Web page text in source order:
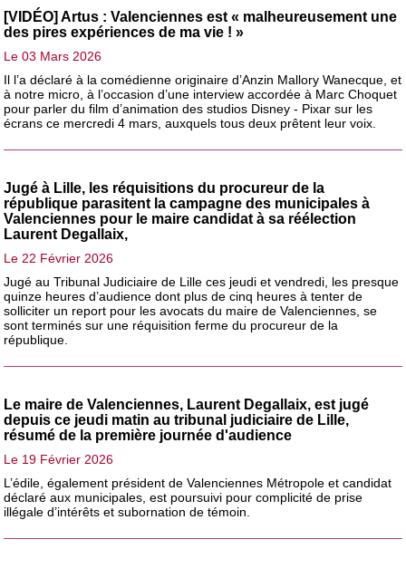
[VIDÉO] Artus : Valenciennes est « malheureusement une
des pires expériences de ma vie ! »
Le 03 Mars 2026
Il l’a déclaré à la comédienne originaire d’Anzin Mallory Wanecque, et
à notre micro, à l’occasion d’une interview accordée à Marc Choquet
pour parler du film d’animation des studios Disney - Pixar sur les
écrans ce mercredi 4 mars, auxquels tous deux prêtent leur voix.
Jugé à Lille, les réquisitions du procureur de la
république parasitent la campagne des municipales à
Valenciennes pour le maire candidat à sa réélection
Laurent Degallaix,
Le 22 Février 2026
Jugé au Tribunal Judiciaire de Lille ces jeudi et vendredi, les presque
quinze heures d’audience dont plus de cinq heures à tenter de
solliciter un report pour les avocats du maire de Valenciennes, se
sont terminés sur une réquisition ferme du procureur de la
république.
Le maire de Valenciennes, Laurent Degallaix, est jugé
depuis ce jeudi matin au tribunal judiciaire de Lille,
résumé de la première journée d'audience
Le 19 Février 2026
L’édile, également président de Valenciennes Métropole et candidat
déclaré aux municipales, est poursuivi pour complicité de prise
illégale d’intérêts et subornation de témoin.